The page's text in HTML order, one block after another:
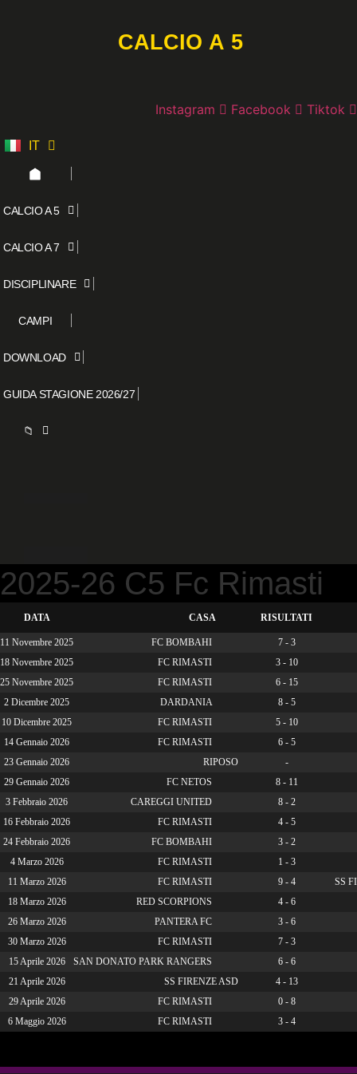
CALCIO A 5
Instagram Facebook Tiktok
IT
ES
CALCIO A 5
CALCIO A 7
DISCIPLINARE
CAMPI
DOWNLOAD
GUIDA STAGIONE 2026/27
📁
2025-26 C5 Fc Rimasti
DATA CASA RISULTATI
11 Novembre 2025 FC BOMBAHI
7 - 3
18 Novembre 2025
FC RIMASTI
3 - 10
25 Novembre 2025
FC RIMASTI
6 - 15
2 Dicembre 2025
DARDANIA
8 - 5
10 Dicembre 2025
FC RIMASTI
5 - 10
14 Gennaio 2026
FC RIMASTI
6 - 5
23 Gennaio 2026
RIPOSO
-
29 Gennaio 2026
FC NETOS
8 - 11
3 Febbraio 2026
CAREGGI UNITED
8 - 2
16 Febbraio 2026
FC RIMASTI
4 - 5
24 Febbraio 2026
FC BOMBAHI
3 - 2
4 Marzo 2026
FC RIMASTI
1 - 3
11 Marzo 2026
FC RIMASTI 9 - 4
SS
18 Marzo 2026
RED SCORPIONS
4 - 6
26 Marzo 2026
PANTERA FC
3 - 6
30 Marzo 2026
FC RIMASTI
7 - 3
15 Aprile 2026
SAN DONATO PARK RANGERS
6 - 6
21 Aprile 2026
SS FIRENZE ASD
4 - 13
29 Aprile 2026
FC RIMASTI
0 - 8
6 Maggio 2026
FC RIMASTI 3 - 4